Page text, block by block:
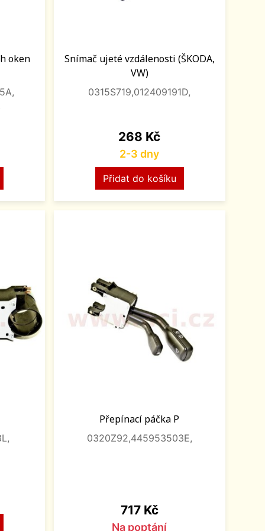
oken
Snímač ujeté vzdálenosti (ŠKODA,
VW)
0315S719,012409191D,
Cena
268 Kč
2-3 dny
Přidat do košíku
Přepínací páčka P
0320Z92,445953503E,
Cena
717 Kč
Na poptání